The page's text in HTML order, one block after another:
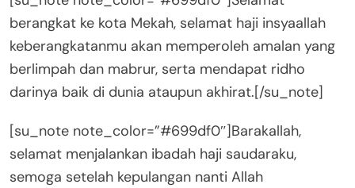
berangkat ke kota Mekah, selamat haji insyaallah
keberangkatanmu akan memperoleh amalan yang
berlimpah dan mabrur, serta mendapat ridho
darinya baik di dunia ataupun akhirat.[/su_note]
[su_note note_color=”#699df0″]Barakallah,
selamat menjalankan ibadah haji saudaraku,
semoga setelah kepulangan nanti Allah